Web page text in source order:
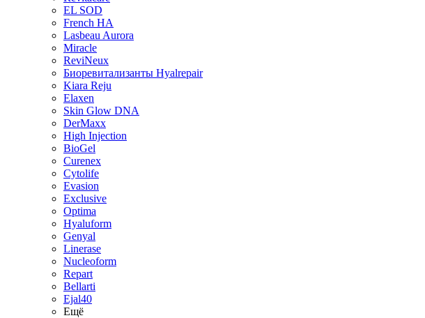
EL SOD
French HA
Lasbeau Aurora
Miracle
ReviNeux
Биоревитализанты Hyalrepair
Kiara Reju
Elaxen
Skin Glow DNA
DerMaxx
High Injection
BioGel
Curenex
Cytolife
Evasion
Exclusive
Optima
Hyaluform
Genyal
Linerase
Nucleoform
Repart
Bellarti
Ejal40
Ещё